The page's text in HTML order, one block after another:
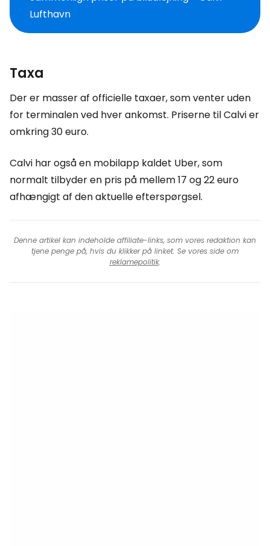
Lufthavn
Taxa
Der er masser af officielle taxaer, som venter uden
for terminalen ved hver ankomst. Priserne til Calvi er
omkring 30 euro.
Calvi har også en mobilapp kaldet Uber, som
normalt tilbyder en pris på mellem 17 og 22 euro
afhængigt af den aktuelle efterspørgsel.
Denne artikel kan indeholde affiliate-links, som vores redaktion kan
tjene penge på, hvis du klikker på linket. Se vores side om
reklamepolitik.